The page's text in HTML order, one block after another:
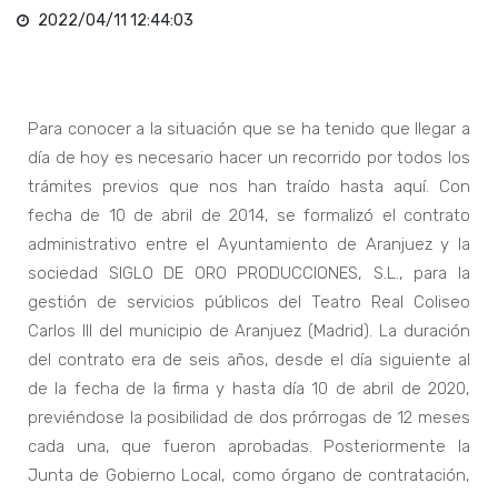
2022/04/11 12:44:03
Para conocer a la situación que se ha tenido que llegar a
día de hoy es necesario hacer un recorrido por todos los
trámites previos que nos han traído hasta aquí. Con
fecha de 10 de abril de 2014, se formalizó el contrato
administrativo entre el Ayuntamiento de Aranjuez y la
sociedad SIGLO DE ORO PRODUCCIONES, S.L., para la
gestión de servicios públicos del Teatro Real Coliseo
Carlos III del municipio de Aranjuez (Madrid). La duración
del contrato era de seis años, desde el día siguiente al
de la fecha de la firma y hasta día 10 de abril de 2020,
previéndose la posibilidad de dos prórrogas de 12 meses
cada una, que fueron aprobadas. Posteriormente la
Junta de Gobierno Local, como órgano de contratación,